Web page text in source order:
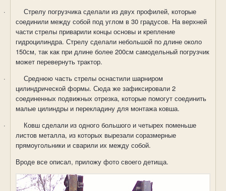
·
Стрелу погрузчика сделали из двух профилей, которые
соединили между собой под углом в 30 градусов. На верхней
части стрелы приварили концы основы и крепление
гидроцилиндра. Стрелу сделали небольшой по длине около
150см, так как при длине более 200см самодельный погрузчик
может перевернуть трактор.
·
Среднюю часть стрелы оснастили шарниром
цилиндрической формы. Сюда же зафиксировали 2
соединенных подвижных отрезка, которые помогут соединить
малые цилиндры и перекладину для монтажа ковша.
·
Ковш сделали из одного большого и четырех поменьше
листов металла, из которых вырезали соразмерные
прямоугольники и сварили их между собой.
Вроде все описал, приложу фото своего детища.